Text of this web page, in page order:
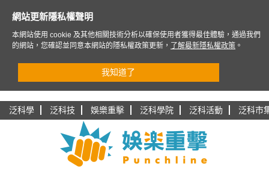
泛科學 泛科技 娛樂重擊 泛科學院 泛科活動 泛科市
網站更新隱私權聲明
本網站使用 cookie 及其他相關技術分析以確保使用者獲得最佳體驗，通過我們
的網站，您確認並同意本網站的隱私權政策更新，
了解最新隱私權政策 。
我知道了